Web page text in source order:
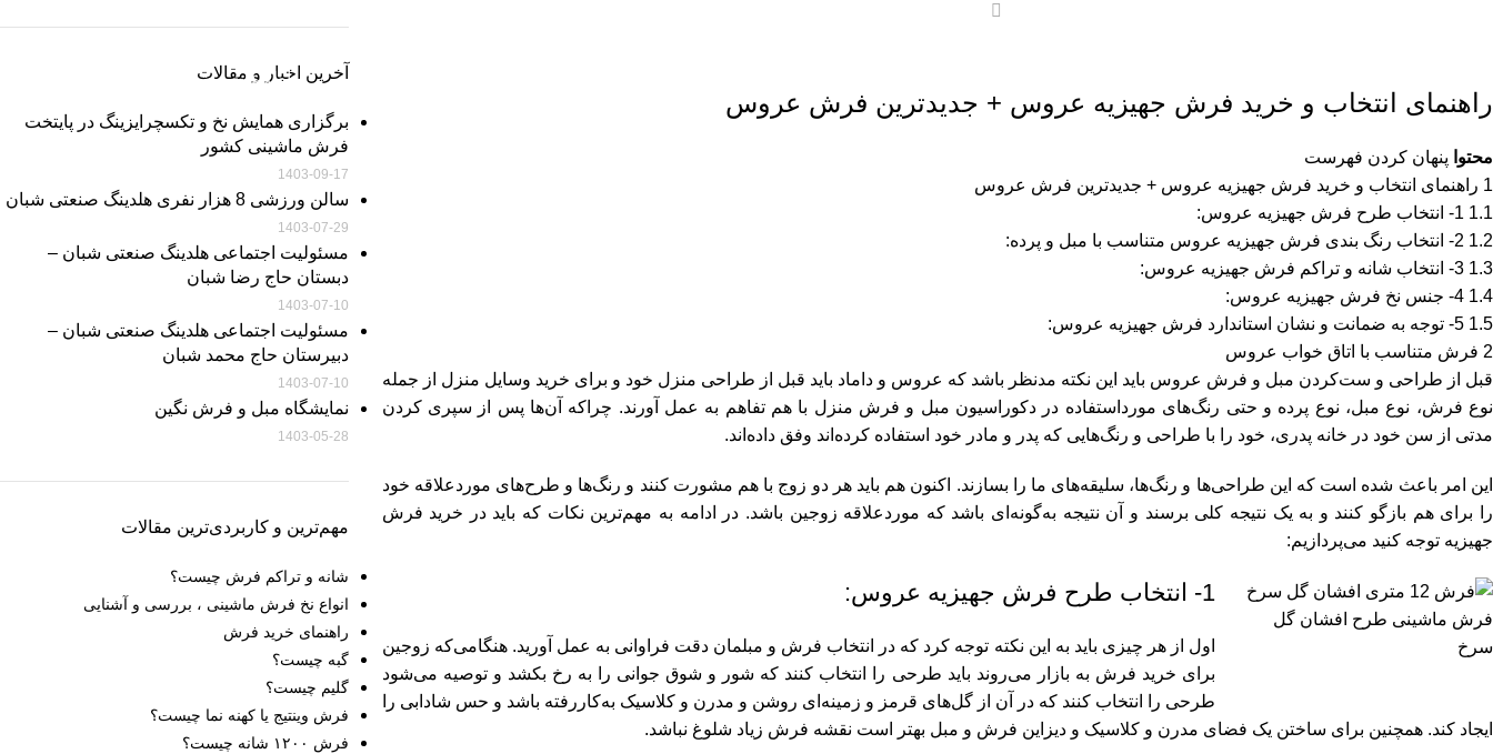
راهنمای انتخاب و خرید فرش جهیزیه عروس + جدیدترین فرش عروس
محتوا پنهان کردن فهرست
1 راهنمای انتخاب و خرید فرش جهیزیه عروس + جدیدترین فرش عروس
1.1 1- انتخاب طرح فرش جهیزیه عروس:
1.2 2- انتخاب رنگ بندی فرش جهیزیه عروس متناسب با مبل و پرده:
1.3 3- انتخاب شانه و تراکم فرش جهیزیه عروس:
1.4 4- جنس نخ فرش جهیزیه عروس:
1.5 5- توجه به ضمانت و نشان استاندارد فرش جهیزیه عروس:
2 فرش متناسب با اتاق خواب عروس
قبل از طراحی و ست‌کردن مبل و فرش عروس باید این نکته مدنظر باشد که عروس و داماد باید قبل از طراحی منزل خود و برای خرید وسایل منزل از جمله
نوع فرش، نوع مبل، نوع پرده و حتی رنگ‌های مورداستفاده در دکوراسیون مبل و فرش منزل با هم تفاهم به عمل آورند. چراکه آن‌ها پس از سپری کردن
مدتی از سن خود در خانه پدری، خود را با طراحی و رنگ‌هایی که پدر و مادر خود استفاده کرده‌اند وفق داده‌اند.
این امر باعث شده است که این طراحی‌ها و رنگ‌ها، سلیقه‌های ما را بسازند. اکنون هم باید هر دو زوج با هم مشورت کنند و رنگ‌ها و طرح‌های موردعلاقه خود
را برای هم بازگو کنند و به یک نتیجه کلی برسند و آن نتیجه به‌گونه‌ای باشد که موردعلاقه زوجین باشد. در ادامه به مهم‌ترین نکات که باید در خرید فرش
جهیزیه توجه کنید می‌پردازیم:
فرش ماشینی طرح افشان گل
سرخ
1- انتخاب طرح فرش جهیزیه عروس:
اول از هر چیزی باید به این نکته توجه کرد که در انتخاب فرش و مبلمان دقت فراوانی به عمل آورید. هنگامی‌که زوجین
برای خرید فرش به بازار می‌روند باید طرحی را انتخاب کنند که شور و شوق جوانی را به رخ بکشد و توصیه می‌شود
طرحی را انتخاب کنند که در آن از گل‌های قرمز و زمینه‌ای روشن و مدرن و کلاسیک به‌کاررفته باشد و حس شادابی را
ایجاد کند. همچنین برای ساختن یک فضای مدرن و کلاسیک و دیزاین فرش و مبل بهتر است نقشه فرش زیاد شلوغ نباشد.
اطلاعات بیشتر
آخرین اخبار و مقالات
برگزاری همایش نخ و تکسچرایزینگ در پایتخت
فرش ماشینی کشور
1403-09-17
سالن ورزشی 8 هزار نفری هلدینگ صنعتی شبان
1403-07-29
مسئولیت اجتماعی هلدینگ صنعتی شبان –
دبستان حاج رضا شبان
1403-07-10
مسئولیت اجتماعی هلدینگ صنعتی شبان –
دبیرستان حاج محمد شبان
1403-07-10
نمایشگاه مبل و فرش نگین
1403-05-28
مهم‌ترین و کاربردی‌ترین مقالات
شانه و تراکم فرش چیست؟
انواع نخ فرش ماشینی ، بررسی و آشنایی
راهنمای خرید فرش
گبه چیست؟
گلیم چیست؟
فرش وینتیج یا کهنه نما چیست؟
فرش ۱۲۰۰ شانه چیست؟